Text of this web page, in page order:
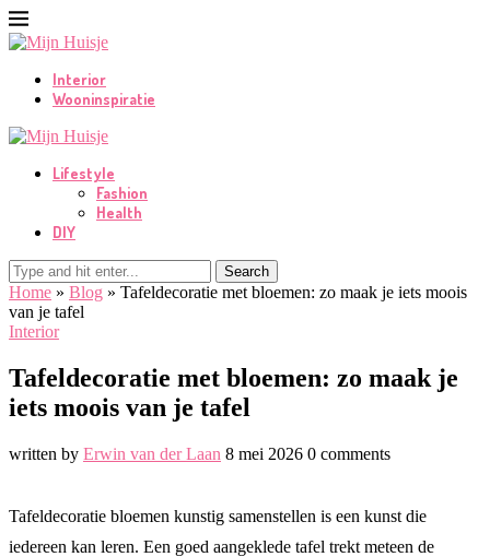
Interior
Wooninspiratie
Lifestyle
Fashion
Health
DIY
Search
Home » Blog » Tafeldecoratie met bloemen: zo maak je iets moois
van je tafel
Interior
Tafeldecoratie met bloemen: zo maak je
iets moois van je tafel
written by Erwin van der Laan 8 mei 2026 0 comments
Tafeldecoratie bloemen kunstig samenstellen is een kunst die
iedereen kan leren. Een goed aangeklede tafel trekt meteen de